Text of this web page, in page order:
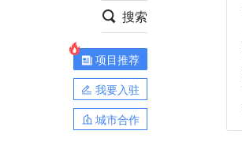
搜索
项目推荐
我要入驻
城市合作